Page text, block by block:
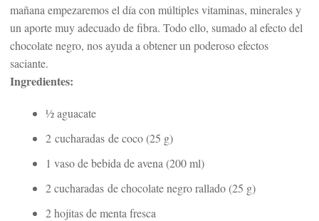
mañana empezaremos el día con múltiples vitaminas, minerales y
un aporte muy adecuado de fibra. Todo ello, sumado al efecto del
chocolate negro, nos ayuda a obtener un poderoso efectos
saciante.
Ingredientes:
½ aguacate
2 cucharadas de coco (25 g)
1 vaso de bebida de avena (200 ml)
2 cucharadas de chocolate negro rallado (25 g)
2 hojitas de menta fresca